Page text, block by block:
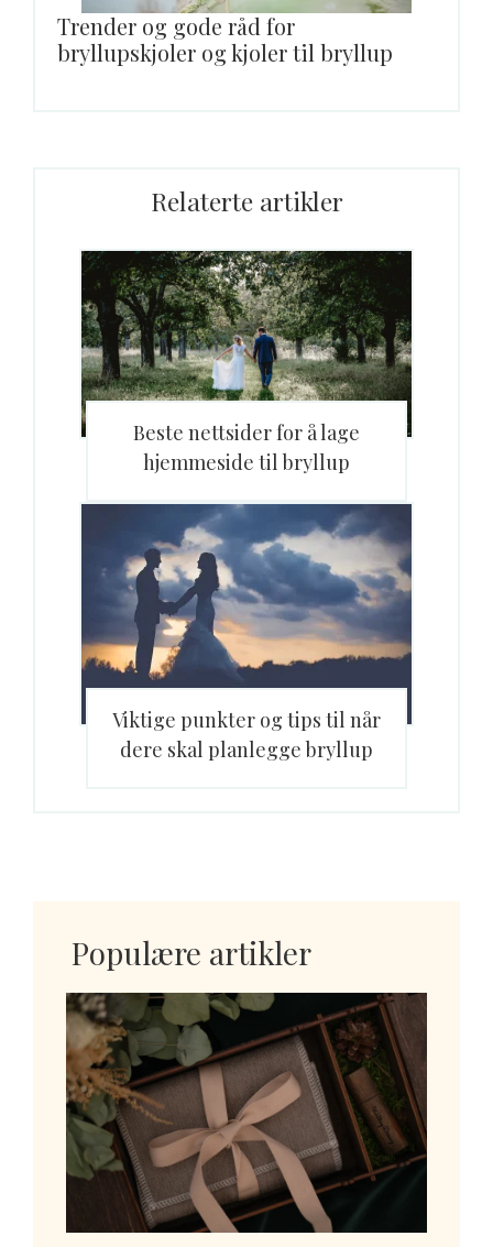
Trender og gode råd for
bryllupskjoler og kjoler til bryllup
Relaterte artikler
Beste nettsider for å lage
hjemmeside til bryllup
Viktige punkter og tips til når
dere skal planlegge bryllup
Populære artikler